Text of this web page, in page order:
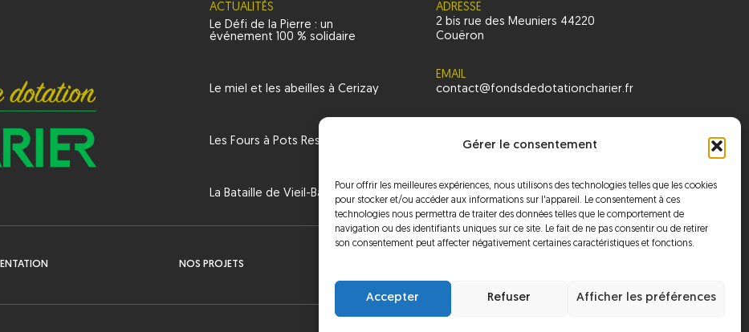
Gérer le consentement
Pour offrir les meilleures expériences, nous utilisons des technologies telles que les cookies
pour stocker et/ou accéder aux informations sur l'appareil. Le consentement à ces
technologies nous permettra de traiter des données telles que le comportement de
navigation ou des identifiants uniques sur ce site. Le fait de ne pas consentir ou de retirer
son consentement peut affecter négativement certaines caractéristiques et fonctions.
Accepter Refuser Afficher les préférences
ACTUALITÉS
Le Défi de la Pierre : un
événement 100 % solidaire
Le miel et les abeilles à Cerizay
Les Fours à Pots Restaurés
La Bataille de Vieil-Baugé
ADRESSE
2 bis rue des Meuniers 44220
Couëron
EMAIL
contact@fondsdedotationcharier.fr
02 40 17 14 14
NOS PROJETS